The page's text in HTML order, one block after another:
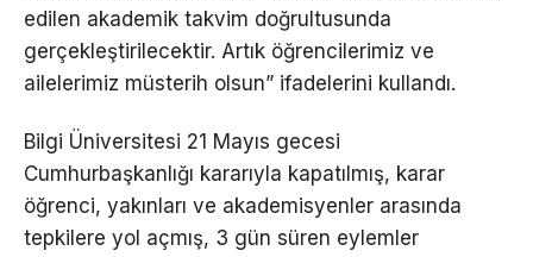
edilen akademik takvim doğrultusunda
gerçekleştirilecektir. Artık öğrencilerimiz ve
ailelerimiz müsterih olsun” ifadelerini kullandı.
Bilgi Üniversitesi 21 Mayıs gecesi
Cumhurbaşkanlığı kararıyla kapatılmış, karar
öğrenci, yakınları ve akademisyenler arasında
tepkilere yol açmış, 3 gün süren eylemler